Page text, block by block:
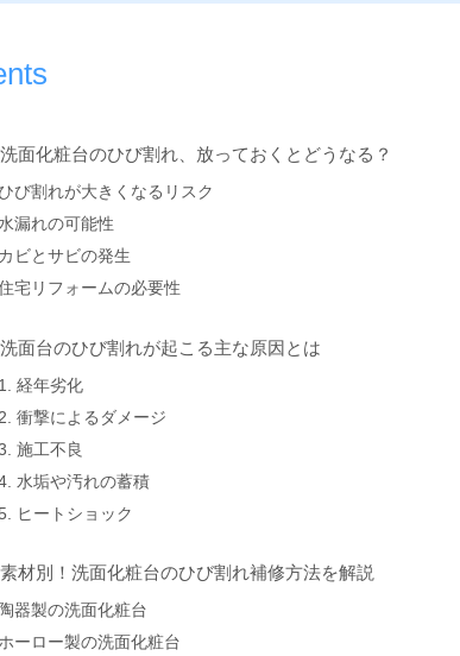
面化粧台のひび割れ、放っておくとどうなる？
び割れが大きくなるリスク
漏れの可能性
ビとサビの発生
宅リフォームの必要性
面台のひび割れが起こる主な原因とは
経年劣化
衝撃によるダメージ
施工不良
水垢や汚れの蓄積
ヒートショック
材別！洗面化粧台のひび割れ補修方法を解説
器製の洗面化粧台
ーロー製の洗面化粧台